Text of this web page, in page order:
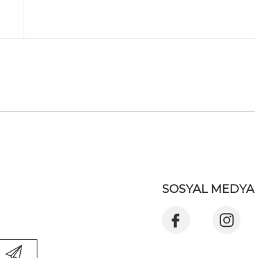
SOSYAL MEDYA